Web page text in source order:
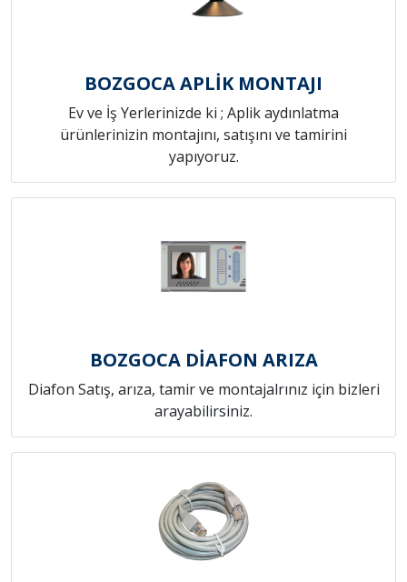
BOZGOCA APLİK MONTAJI
Ev ve İş Yerlerinizde ki ; Aplik aydınlatma
ürünlerinizin montajını, satışını ve tamirini
yapıyoruz.
BOZGOCA DİAFON ARIZA
Diafon Satış, arıza, tamir ve montajalrınız için bizleri
arayabilirsiniz.